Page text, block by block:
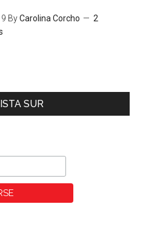
ByCarolina Corcho
2
SUR